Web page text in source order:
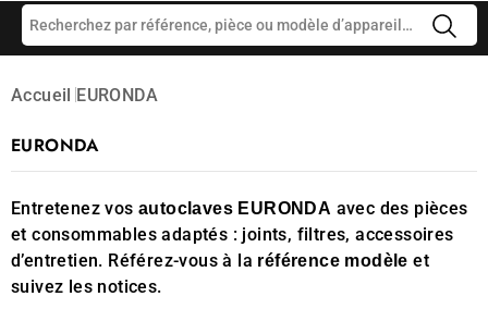
Accueil EURONDA
EURONDA
Entretenez vos autoclaves EURONDA avec des pièces
et consommables adaptés : joints, filtres, accessoires
d’entretien. Référez-vous à la référence modèle et
suivez les notices.